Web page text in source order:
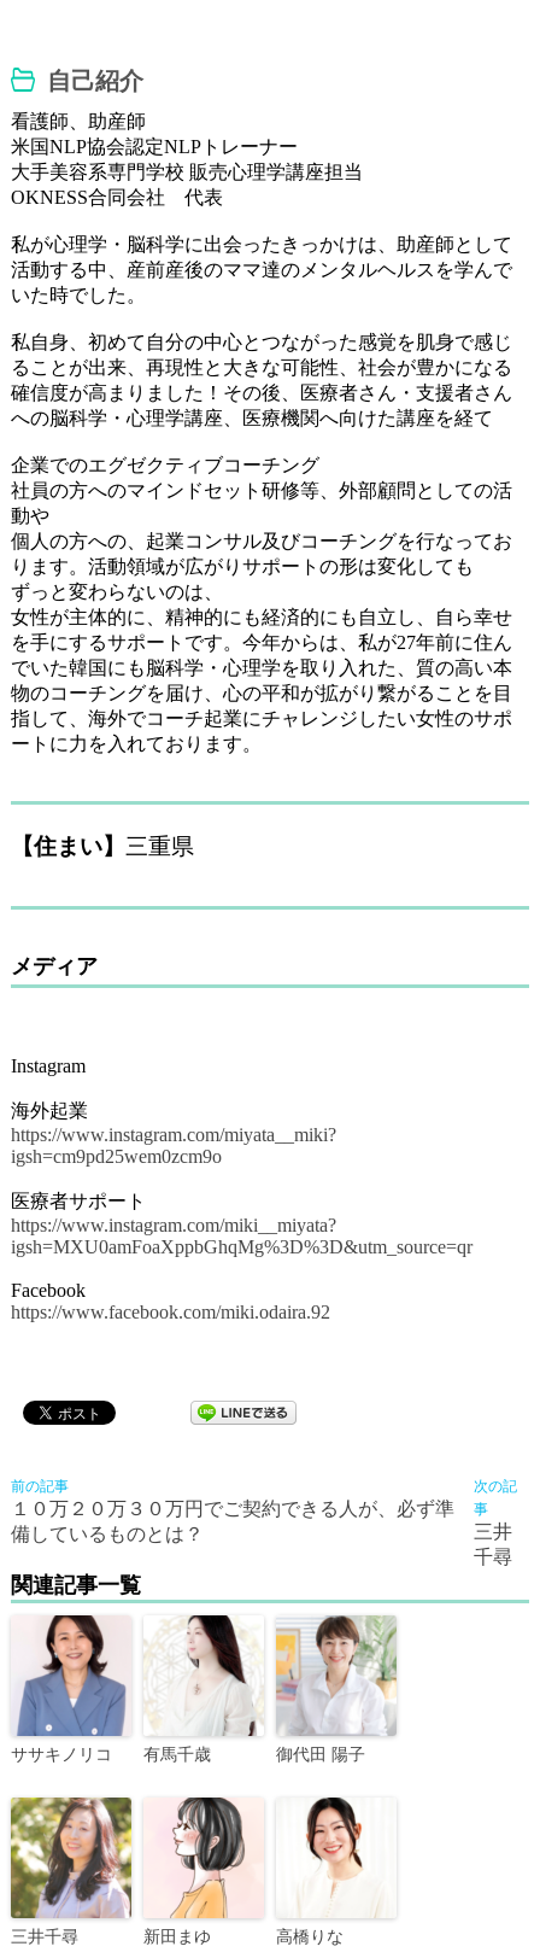
自己紹介
看護師、助産師
米国NLP協会認定NLPトレーナー
大手美容系専門学校 販売心理学講座担当
OKNESS合同会社 代表
私が心理学・脳科学に出会ったきっかけは、助産師として
活動する中、産前産後のママ達のメンタルヘルスを学んで
いた時でした。
私自身、初めて自分の中心とつながった感覚を肌身で感じ
ることが出来、再現性と大きな可能性、社会が豊かになる
確信度が高まりました！その後、医療者さん・支援者さん
への脳科学・心理学講座、医療機関へ向けた講座を経て
企業でのエグゼクティブコーチング
社員の方へのマインドセット研修等、外部顧問としての活
動や
個人の方への、起業コンサル及びコーチングを行なってお
ります。活動領域が広がりサポートの形は変化しても
ずっと変わらないのは、
女性が主体的に、精神的にも経済的にも自立し、自ら幸せ
を手にするサポートです。今年からは、私が27年前に住ん
でいた韓国にも脳科学・心理学を取り入れた、質の高い本
物のコーチングを届け、心の平和が拡がり繋がることを目
指して、海外でコーチ起業にチャレンジしたい女性のサポ
ートに力を入れております。
【住まい】 三重県
メディア
Instagram
海外起業
https://www.instagram.com/miyata__miki?
igsh=cm9pd25wem0zcm9o
医療者サポート
https://www.instagram.com/miki__miyata?
igsh=MXU0amFoaXppbGhqMg%3D%3D&utm_source=qr
Facebook
https://www.facebook.com/miki.odaira.92
前の記事
１０万２０万３０万円でご契約できる人が、必ず準
備しているものとは？
次の記
事
三井
千尋
関連記事一覧
ササキノリコ 有馬千歳 御代田 陽子
三井千尋 新田まゆ 高橋りな